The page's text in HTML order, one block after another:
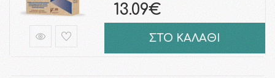
13.09€
ΣΤΟ ΚΑΛΑΘΙ